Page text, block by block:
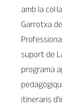
amb la
Garrotxa
suport de
programa
itineraris